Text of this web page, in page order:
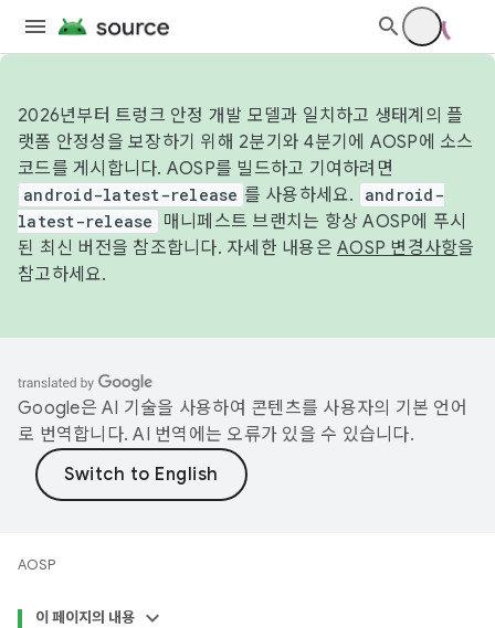
2026년부터 트렁크 안정 개발 모델과 일치하고 생태계의 플
랫폼 안정성을 보장하기 위해 2분기와 4분기에 AOSP에 소스
코드를 게시합니다. AOSP를 빌드하고 기여하려면
android-latest-release 를 사용하세요.
android-
latest-release
매니페스트 브랜치는 항상 AOSP에 푸시
된 최신 버전을 참조합니다. 자세한 내용은 AOSP 변경사항을
참고하세요.
Google은 AI 기술을 사용하여 콘텐츠를 사용자의 기본 언어
로 번역합니다. AI 번역에는 오류가 있을 수 있습니다.
AOSP
이 페이지의 내용